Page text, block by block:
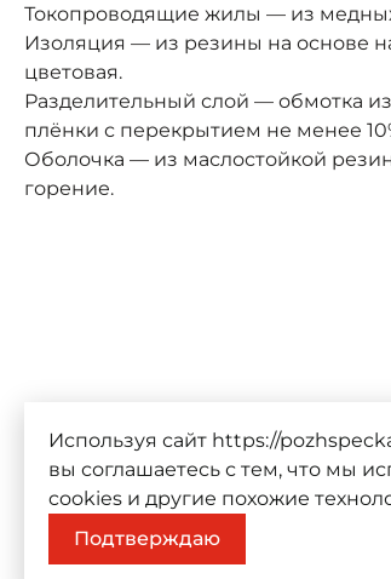
Токопроводящие жилы — из
Изоляция — из резины на основе
цветовая.
Разделительный слой — обмотка
плёнки с перекрытием не менее
Оболочка — из маслостойкой
горение.
Используя сайт https://
вы соглашаетесь с тем, что мы
cookies и другие похожие
Подтверждаю